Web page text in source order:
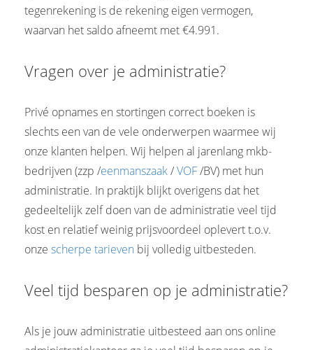
tegenrekening is de rekening eigen vermogen,
waarvan het saldo afneemt met €4.991.
Vragen over je administratie?
Privé opnames en stortingen correct boeken is
slechts een van de vele onderwerpen waarmee wij
onze klanten helpen. Wij helpen al jarenlang mkb-
bedrijven (zzp /eenmanszaak/VOF/BV) met hun
administratie. In praktijk blijkt overigens dat het
gedeeltelijk zelf doen van de administratie veel tijd
kost en relatief weinig prijsvoordeel oplevert t.o.v.
onze scherpe tarieven bij volledig uitbesteden.
Veel tijd besparen op je administratie?
Als je jouw administratie uitbesteed aan ons online